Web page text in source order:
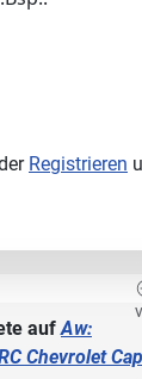
Registrieren
aufAw:
Chevrolet